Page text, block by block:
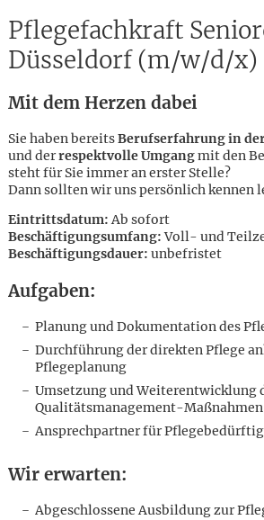
Pflegefachkraft
Düsseldorf (m/w/d/x)
Mit dem Herzen dabei
Sie haben bereitsBerufserfahrung in
und derrespektvolle Umgangmit den
steht für Sie immer an erster Stelle?
Dann sollten wir uns persönlich kennen
Eintrittsdatum:Ab sofort
Beschäftigungsumfang:Voll- und
Beschäftigungsdauer: unbefristet
Aufgaben:
Planung und Dokumentation des
Durchführung der direkten Pflege
Pflegeplanung
Umsetzung und Weiterentwicklung
Qualitätsmanagement-Maßnahmen
Ansprechpartner für
Wir erwarten:
Abgeschlossene Ausbildung zur